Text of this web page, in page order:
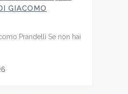
GIACOMO
Prandelli Se non hai